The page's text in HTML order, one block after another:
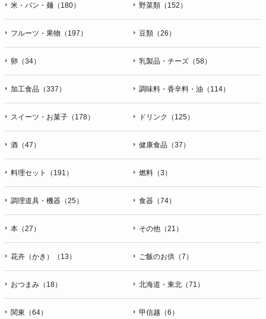
米・パン・麺（180） 野菜類（152）
フルーツ・果物（197） 豆類（26）
卵（34） 乳製品・チーズ（58）
加工食品（337） 調味料・香辛料・油（114）
スイーツ・お菓子（178） ドリンク（125）
酒（47） 健康食品（37）
料理セット（191） 燃料（3）
調理道具・機器（25） 食器（74）
本（27） その他（21）
花卉（かき）（13） ご飯のお供（7）
おつまみ（18） 北海道・東北（71）
関東（64） 甲信越（6）